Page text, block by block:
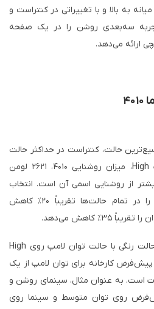
به بالا و با تغییراتی در کنتراست و
سه‌بعدی روشن را در یک صفحه
حالت، کنتراست در حداکثر حالت
و حالت پیش‌فرض توان لامپ High، میزان روشنایی ۴۰۱۰، ۲۶۲۱ لومن
شد که حدود ۱۰٪ بیشتر از روشنایی اسمی آن است. انتخاب
حالت توان متوسط، روشنایی را در تمام حالت‌ها تقریباً ۲۰٪ کاهش
اندازه‌گیری‌های لومن برای هر حالت رنگی با حالت توان لامپ روی High
پیش‌فرض کارخانه برای توان لامپ از یک
است. به عنوان مثال، سینمای روشن و
روی توان متوسط ​​و سینما روی